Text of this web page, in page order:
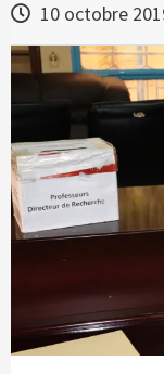
10 octobre